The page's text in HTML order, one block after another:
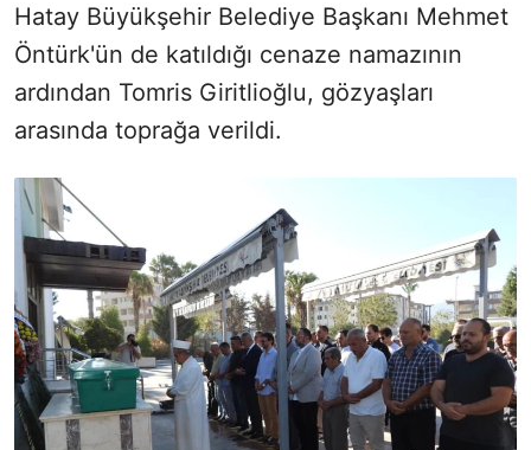
Hatay Büyükşehir Belediye Başkanı Mehmet
Öntürk'ün de katıldığı cenaze namazının
ardından Tomris Giritlioğlu, gözyaşları
arasında toprağa verildi.